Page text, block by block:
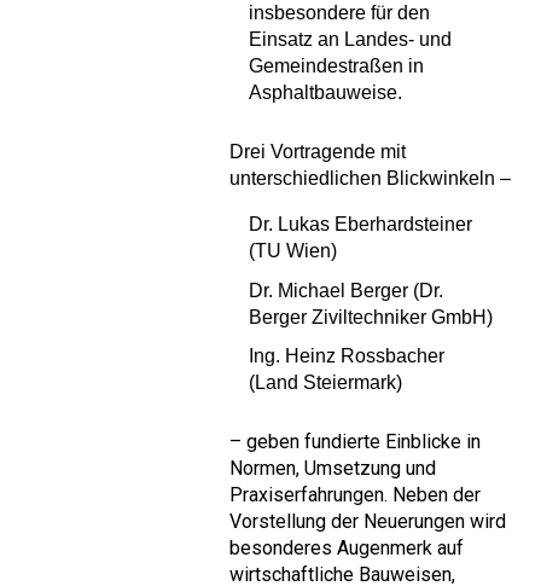
insbesondere für den
Einsatz an Landes- und
Gemeindestraßen in
Asphaltbauweise.
Drei Vortragende mit
unterschiedlichen Blickwinkeln –
Dr. Lukas Eberhardsteiner
(TU Wien)
Dr. Michael Berger (Dr.
Berger Ziviltechniker GmbH)
Ing. Heinz Rossbacher
(Land Steiermark)
– geben fundierte Einblicke in
Normen, Umsetzung und
Praxiserfahrungen. Neben der
Vorstellung der Neuerungen wird
besonderes Augenmerk auf
wirtschaftliche Bauweisen,